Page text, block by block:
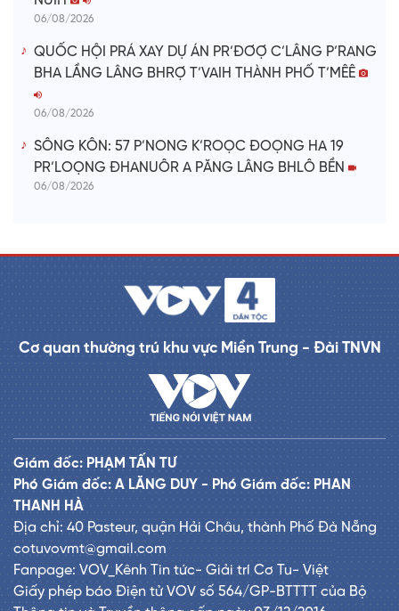
06/08/2026
QUỐC HỘI PRÁ XAY DỰ ÁN PR’ĐƠỢ C’LÂNG P’RANG
BHA LẦNG LÂNG BHRỢ T’VAIH THÀNH PHỐ T’MÊÊ
06/08/2026
SÔNG KÔN: 57 P’NONG K’ROỌC ĐOỌNG HA 19
PR’LOỌNG ĐHANUÔR A PĂNG LÂNG BHLÔ BỀN
06/08/2026
Cơ quan thường trú khu vực Miền Trung - Đài TNVN
Giám đốc: PHẠM TẤN TƯ
Phó Giám đốc: A LĂNG DUY - Phó Giám đốc: PHAN
THANH HÀ
Địa chỉ: 40 Pasteur, quận Hải Châu, thành Phố Đà Nẵng
cotuvovmt@gmail.com
Fanpage: VOV_Kênh Tin tức- Giải trí Cơ Tu- Việt
Giấy phép báo Điện tử VOV số 564/GP-BTTTT của Bộ